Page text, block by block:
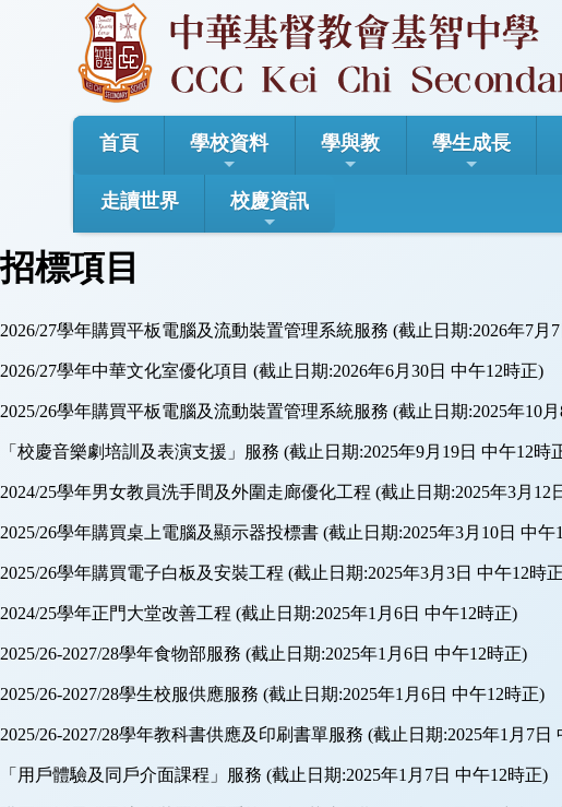
首頁 學校資料 學與教 學生成長
走讀世界 校慶資訊
招標項目